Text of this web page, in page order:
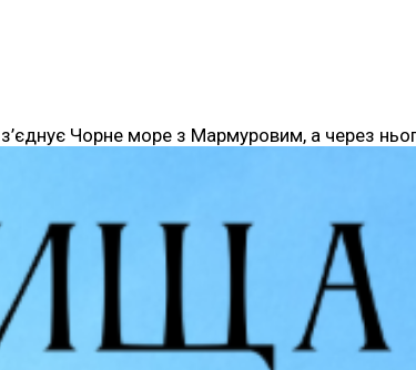
Чорне море з Мармуровим, а через